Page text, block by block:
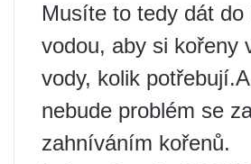
Musíte to tedy dát do
vodou, aby si kořeny
vody, kolik
nebude problém se
zahníváním kořenů.